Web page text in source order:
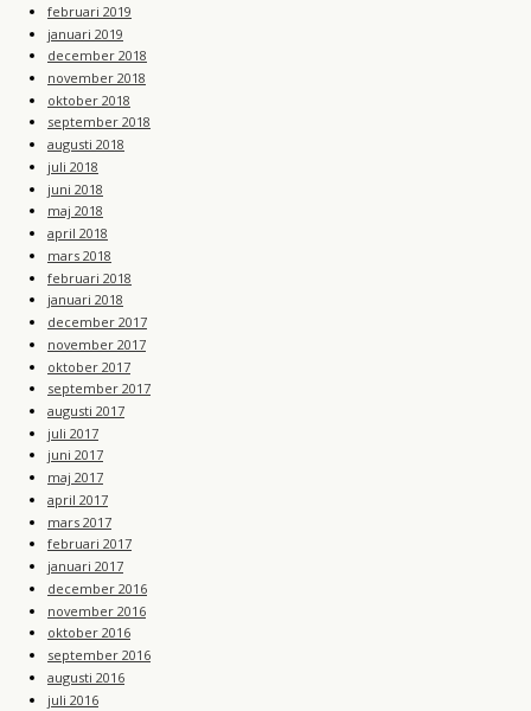
februari 2019
januari 2019
december 2018
november 2018
oktober 2018
september 2018
augusti 2018
juli 2018
juni 2018
maj 2018
april 2018
mars 2018
februari 2018
januari 2018
december 2017
november 2017
oktober 2017
september 2017
augusti 2017
juli 2017
juni 2017
maj 2017
april 2017
mars 2017
februari 2017
januari 2017
december 2016
november 2016
oktober 2016
september 2016
augusti 2016
juli 2016